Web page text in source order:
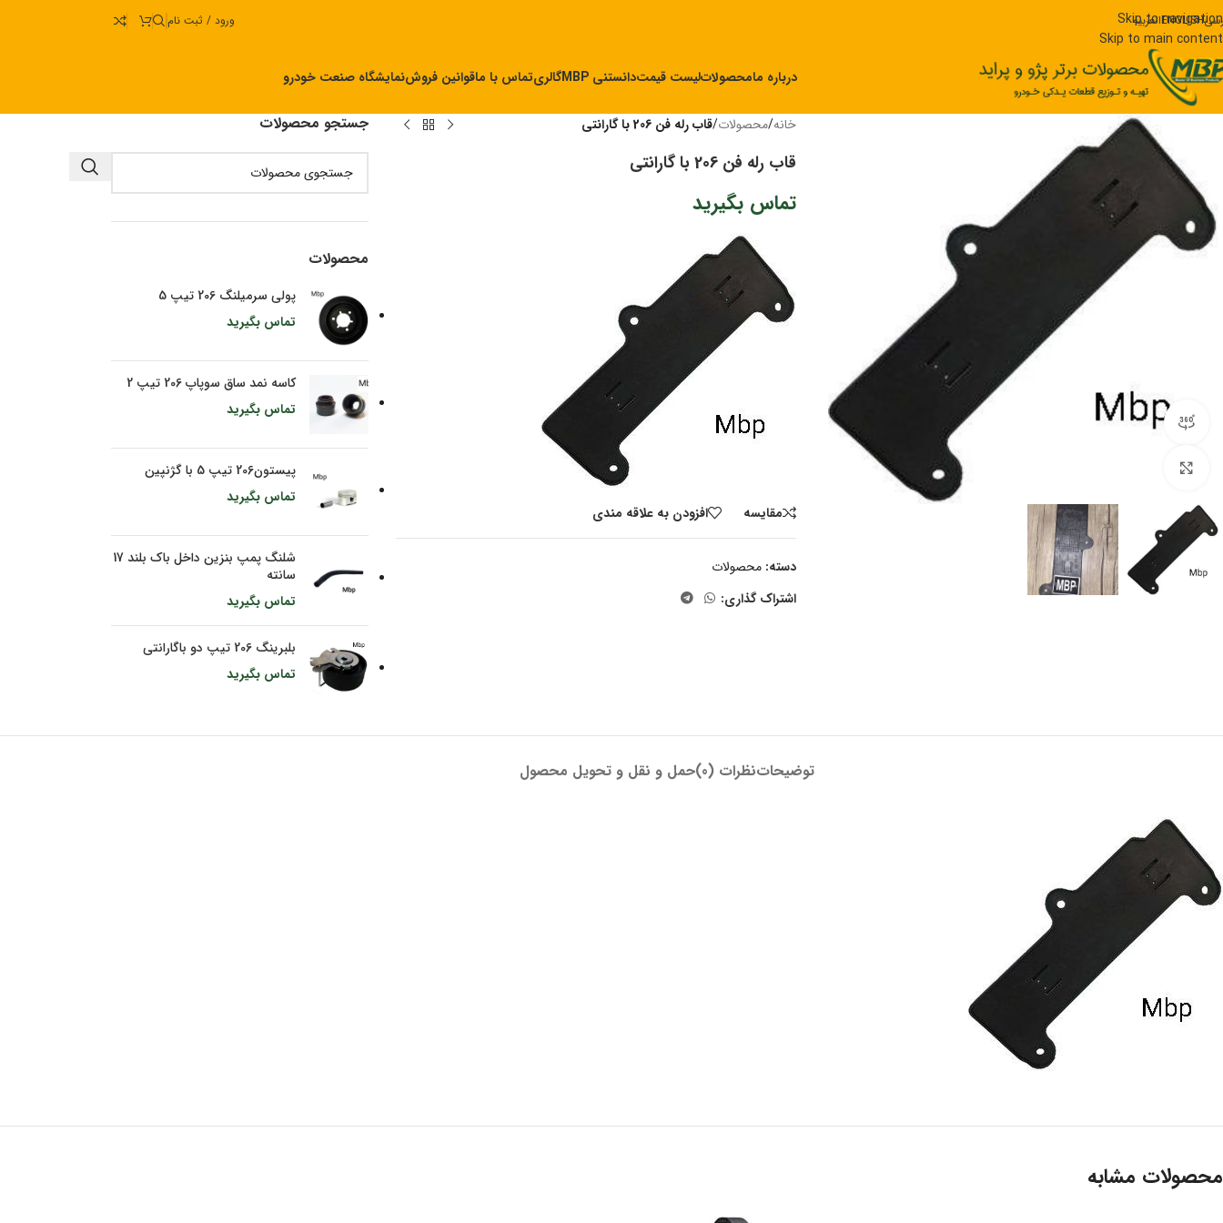
Skip to navigation
Skip to main content
ENGLISHالعربیه ورود / ثبت نام
درباره مامحصولاتلیست قیمتدانستنی MBP گالریتماس با ماقوانین فروشنمایشگاه صنعت خودرو
مشاهده 360 درجه
خانه/محصولات/قاب رله فن 206 با گارانتی
قاب رله فن 206 با گارانتی
تماس بگیرید
مقايسه افزودن به علاقه مندی
دسته: محصولات
اشتراک گذاری:
جستجو محصولات
محصولات
پولی سرمیلنگ 206 تیپ 5
تماس بگیرید
کاسه نمد ساق سوپاپ 206 تیپ 2
تماس بگیرید
پیستون206 تیپ 5 با گژنپین
تماس بگیرید
شلنگ پمپ بنزین داخل باک بلند 17
سانته
تماس بگیرید
بلبرینگ 206 تیپ دو باگارانتی
تماس بگیرید
توضیحاتنظرات (0) حمل و نقل و تحویل محصول
محصولات مشابه